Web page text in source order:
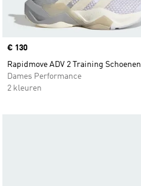
Price
€ 130
Rapidmove ADV 2 Training Schoenen
Dames Performance
2 kleuren